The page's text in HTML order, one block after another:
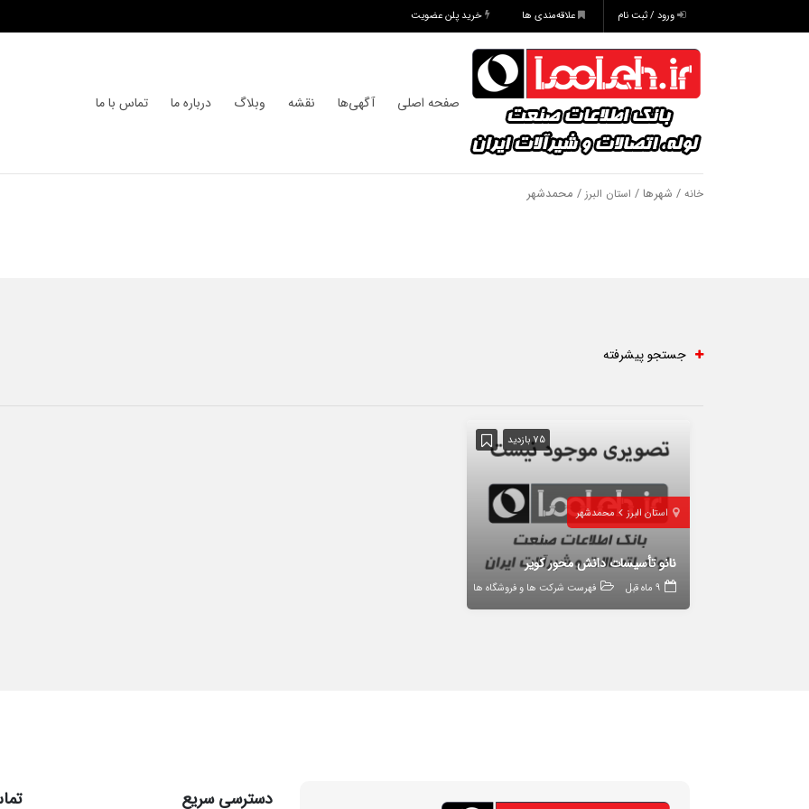
ورود / ثبت نام علاقه‌مندی ها خرید پلن عضویت
صفحه اصلی آگهی‌ها نقشه وبلاگ درباره ما تماس با ما
خانه / شهرها / استان البرز/ محمدشهر
جستجو پیشرفته
75 بازدید
استان البرز محمدشهر
نانو تأسیسات دانش محور کویر
9 ماه قبل فهرست شرکت ها و فروشگاه ها
دسترسی سریع